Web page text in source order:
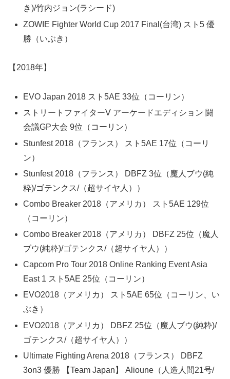
き)/竹内ジョン(ラシード)
ZOWIE Fighter World Cup 2017 Final(台湾) スト5 優
勝（いぶき）
【2018年】
EVO Japan 2018 スト5AE 33位（コーリン）
ストリートファイターV アーケードエディション 闘
会議GP大会 9位（コーリン）
Stunfest 2018（フランス） スト5AE 17位（コーリ
ン）
Stunfest 2018（フランス） DBFZ 3位（魔人ブウ(純
粋)/ゴテンクス/（超サイヤ人））
Combo Breaker 2018（アメリカ） スト5AE 129位
（コーリン）
Combo Breaker 2018（アメリカ） DBFZ 25位（魔人
ブウ(純粋)/ゴテンクス/（超サイヤ人））
Capcom Pro Tour 2018 Online Ranking Event Asia
East 1 スト5AE 25位（コーリン）
EVO2018（アメリカ） スト5AE 65位（コーリン、い
ぶき）
EVO2018（アメリカ） DBFZ 25位（魔人ブウ(純粋)/
ゴテンクス/（超サイヤ人））
Ultimate Fighting Arena 2018（フランス） DBFZ
3on3 優勝 【Team Japan】 Alioune（人造人間21号/